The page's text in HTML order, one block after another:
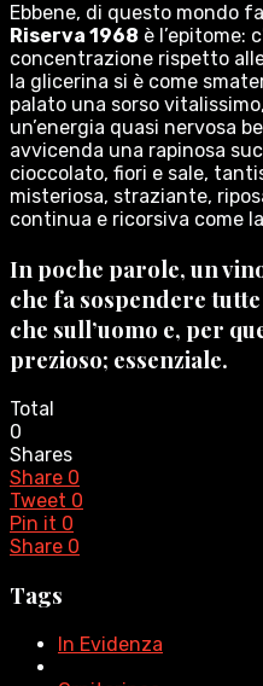
Ebbene, di questo mondo
Riserva 1968 è l’epitome:
concentrazione rispetto
la glicerina si è come
palato una sorso
un’energia quasi nervosa
avvicenda una rapinosa
cioccolato, fiori e sale,
misteriosa, straziante,
continua e ricorsiva come
In poche parole, un
che fa sospendere
che sull’uomo e, per
prezioso; essenziale.
Total
0
Shares
Share 0
Tweet 0
Pin it 0
Share 0
Tags
In Evidenza